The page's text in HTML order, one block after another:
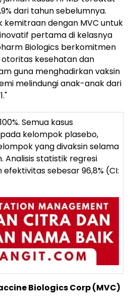
dari tahun sebelumnya.
kemitraan dengan MVC untuk
pertama di kelasnya
Biologics berkomitmen
kesehatan dan
guna menghadirkan vaksin
melindungi anak-anak dari
Semua kasus
kelompok plasebo,
yang divaksin selama
Analisis statistik regresi
efektivitas sebesar 96,8% (CI:
Biologics Corp (MVC)